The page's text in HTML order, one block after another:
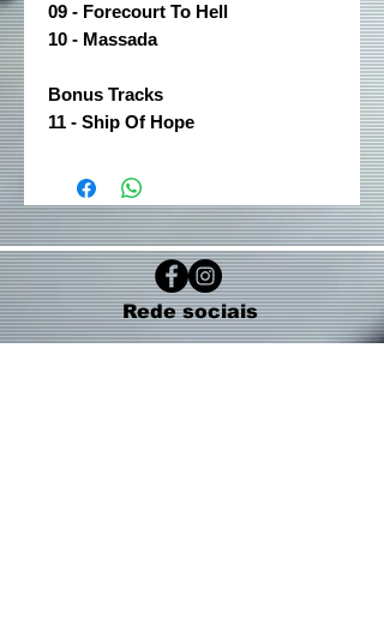
09 - Forecourt To Hell
10 - Massada
Bonus Tracks
11 - Ship Of Hope
Rede sociais